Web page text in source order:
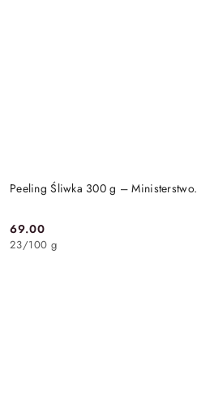
Peeling Śliwka 300 g – Ministerstwo.
Cena:
69.00
23/100 g